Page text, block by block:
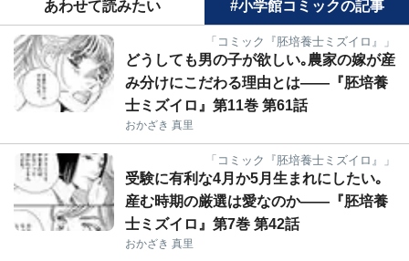
あわせて読みたい #小学館コミックの記事
「コミック『胚培養士ミズイロ』」
どうしても男の子が欲しい｡農家の嫁が産
み分けにこだわる理由とは――『胚培養
士ミズイロ』第11巻 第61話
おかざき 真里
「コミック『胚培養士ミズイロ』」
受験に有利な4月か5月生まれにしたい｡
産む時期の厳選は愛なのか――『胚培養
士ミズイロ』第7巻 第42話
おかざき 真里